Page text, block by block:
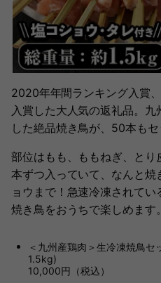
2020年年間ランキング入賞
入賞した大人気の返礼品。九
した絶品焼き鳥が、50本もセ
部位はもも、ももねぎ、とり
本ずつ入っていて、なんと
ョウまで！急速冷凍されて
焼き鳥をおうちで楽しめます。
＜九州産鶏肉＞生冷凍焼鳥
1.5kg)
10,000円（税込）